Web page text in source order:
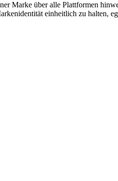
Marke über alle Plattformen
einheitlich zu halten,